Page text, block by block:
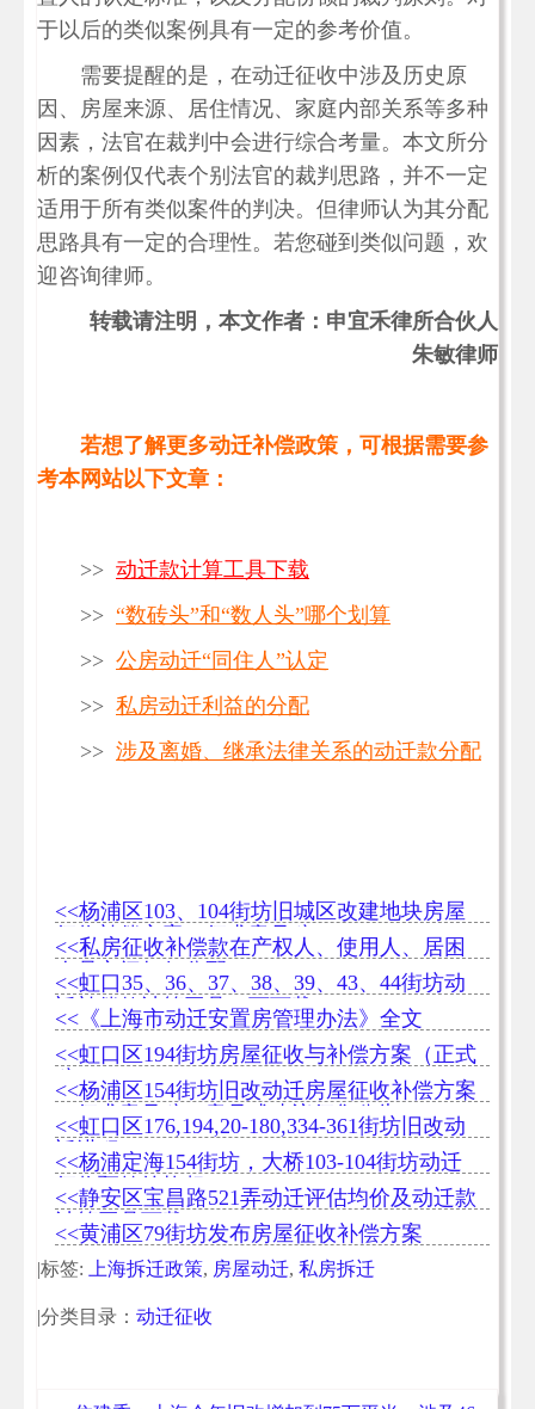
于以后的类似案例具有一定的参考价值。
需要提醒的是，在动迁征收中涉及历史原
因、房屋来源、居住情况、家庭内部关系等多种
因素，法官在裁判中会进行综合考量。本文所分
析的案例仅代表个别法官的裁判思路，并不一定
适用于所有类似案件的判决。但律师认为其分配
思路具有一定的合理性。若您碰到类似问题，欢
迎咨询律师。
转载请注明，本文作者：申宜禾律所合伙人
朱敏律师
若想了解更多动迁补偿政策，可根据需要参
考本网站以下文章：
>> 动迁款计算工具下载
>> “数砖头”和“数人头”哪个划算
>> 公房动迁“同住人”认定
>> 私房动迁利益的分配
>> 涉及离婚、继承法律关系的动迁款分配
<<杨浦区103、104街坊旧城区改建地块房屋
征收补偿方案（征求意见稿）
<<私房征收补偿款在产权人、使用人、居困
人员之间如何分配
<<虹口35、36、37、38、39、43、44街坊动
迁补偿款计算工具（可下载）
<<《上海市动迁安置房管理办法》全文
<<虹口区194街坊房屋征收与补偿方案（正式
稿）
<<杨浦区154街坊旧改动迁房屋征收补偿方案
（征求意见稿）意见或建议征集公告
<<虹口区176,194,20-180,334-361街坊旧改动
迁进程
<<杨浦定海154街坊，大桥103-104街坊动迁
征收预签约均超85%
<<静安区宝昌路521弄动迁评估均价及动迁款
计算工具下载
<<黄浦区79街坊发布房屋征收补偿方案
|标签: 上海拆迁政策, 房屋动迁, 私房拆迁
|分类目录： 动迁征收